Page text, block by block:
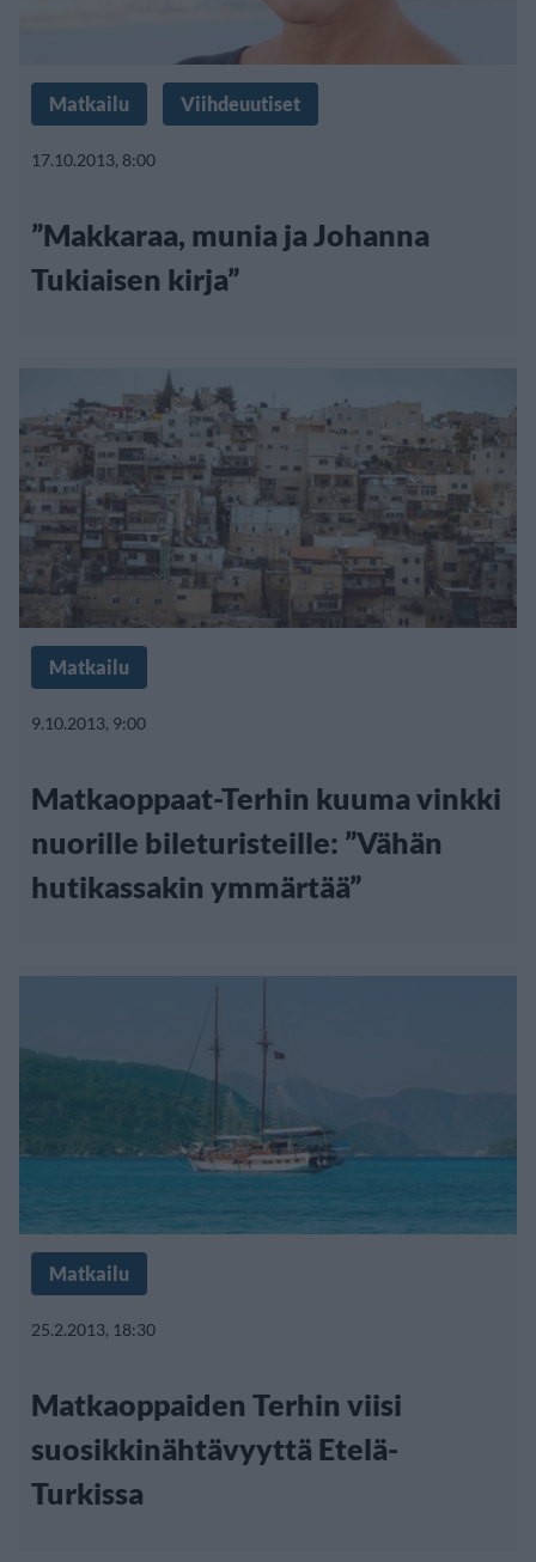
Matkailu Viihdeuutiset
17.10.2013, 8:00
”Makkaraa, munia ja Johanna
Tukiaisen kirja”
Matkailu
9.10.2013, 9:00
Matkaoppaat-Terhin kuuma vinkki
nuorille bileturisteille: ”Vähän
hutikassakin ymmärtää”
Matkailu
25.2.2013, 18:30
Matkaoppaiden Terhin viisi
suosikkinähtävyyttä Etelä-
Turkissa